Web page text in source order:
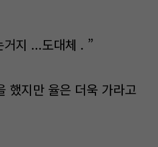
거지 ...도대체 . ”
했지만 율은 더욱 가라고